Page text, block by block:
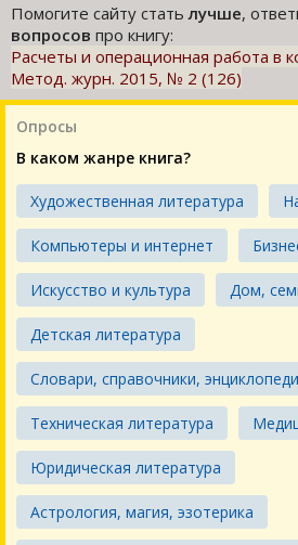
Помогите сайту статьлучше,
вопросов про книгу:
Расчеты и операционная работа в
Метод. журн. 2015, № 2 (126)
Опросы
В каком жанре книга?
Художественная литература
Компьютеры и интернет
Искусство и культура Дом,
Детская литература
Словари, справочники,
Техническая литература
Юридическая литература
Астрология, магия, эзотерика